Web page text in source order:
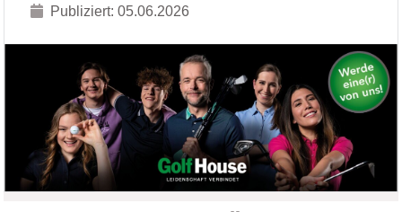
Publiziert: 05.06.2026